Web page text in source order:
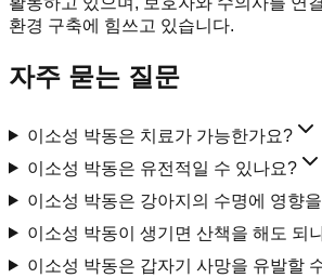
환경 구축에 힘쓰고 있습니다.
자주 묻는 질문
이소성 박동은 치료가 가능한가요?
이소성 박동은 유전적일 수 있나요?
이소성 박동은 강아지의 수명에 영향
이소성 박동이 생기면 산책을 해도 되
이소성 박동은 갑자기 사망을 유발할